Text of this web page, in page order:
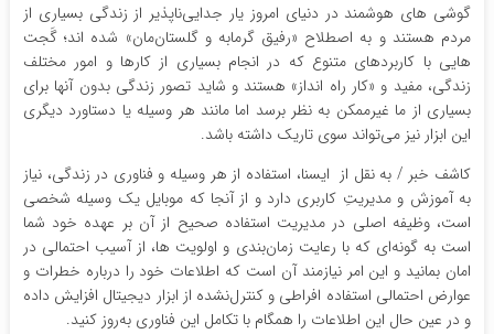
گوشی‌ های هوشمند در دنیای امروز یار جدایی‌ناپذیر از زندگی بسیاری از
مردم هستند و به اصطلاح «رفیق گرمابه و گلستان‌مان» شده‌ اند؛ گَجت
هایی با کاربردهای متنوع که در انجام بسیاری از کارها و امور مختلف
زندگی، مفید و «کار راه انداز» هستند و شاید تصور زندگی بدون آنها برای
بسیاری از ما غیرممکن به نظر برسد اما مانند هر وسیله یا دستاورد دیگری
این ابزار نیز می‌تواند سوی تاریک داشته باشد.
کاشف خبر / به نقل از ایسنا، استفاده از هر وسیله و فناوری در زندگی، نیاز
به آموزش و مدیریتِ کاربری دارد و از آنجا که موبایل یک وسیله شخصی
است، وظیفه اصلی در مدیریت استفاده صحیح از آن بر عهده خود شما
است به گونه‌ای که با رعایت زمان‌بندی و اولویت ها، از آسیب احتمالی در
امان بمانید و این امر نیازمند آن است که اطلاعات خود را درباره خطرات و
عوارض احتمالی استفاده افراطی و کنترل‌نشده از ابزار دیجیتال افزایش داده
و در عین حال این اطلاعات را همگام با تکامل این فناوری به‌روز کنید.